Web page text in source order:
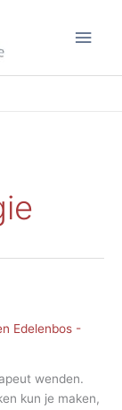
Edelenbos -
wenden.
kun je maken,